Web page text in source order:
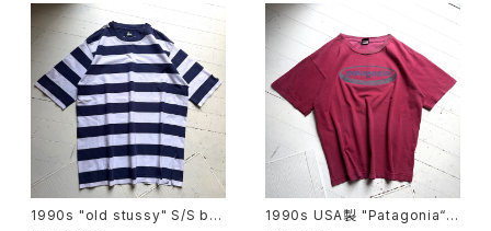
1990s "old stussy" S/S bo
1990s USA製 "Patagonia“ b